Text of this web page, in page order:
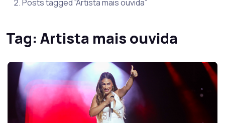
Posts tagged “Artista mais ouvida”
Tag: Artista mais ouvida